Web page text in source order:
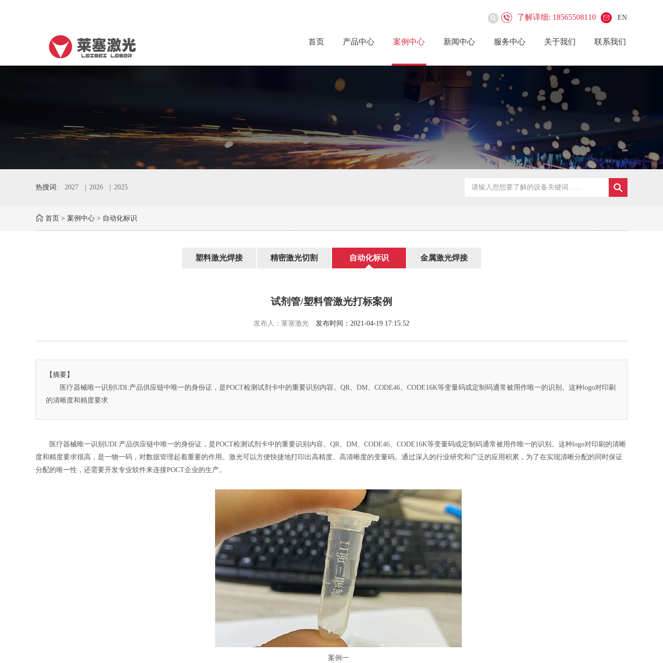
EN
了解详细: 18565508110
首页 产品中心 案例中心 新闻中心 服务中心 关于我们 联系我们
热搜词: 2027 2026 2025
首页 > 案例中心 > 自动化标识
塑料激光焊接 精密激光切割 自动化标识 金属激光焊接
试剂管/塑料管激光打标案例
发布人：莱塞激光 发布时间：2021-04-19 17:15:52
【摘要】
医疗器械唯一识别UDI:产品供应链中唯一的身份证，是POCT检测试剂卡中的重要识别内容。QR、DM、CODE46、CODE16K等变量码或定制码通常被用作唯一的识别。这种logo对印刷
的清晰度和精度要求
医疗器械唯一识别UDI:产品供应链中唯一的身份证，是POCT检测试剂卡中的重要识别内容。QR、DM、CODE46、CODE16K等变量码或定制码通常被用作唯一的识别。这种logo对印刷的清晰
度和精度要求很高，是一物一码，对数据管理起着重要的作用。激光可以方便快捷地打印出高精度、高清晰度的变量码。通过深入的行业研究和广泛的应用积累，为了在实现清晰分配的同时保证
分配的唯一性，还需要开发专业软件来连接POCT企业的生产。
案例一